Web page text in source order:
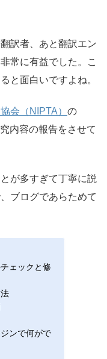
訳者、あと翻訳エン
常に有益でした。こ
と面白いですよね。
会（NIPTA） の
内容の報告をさせて
が多すぎて丁寧に説
ブログであらためて
ェックと修
ンで何がで